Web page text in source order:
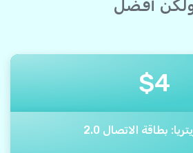
أفضل
$4
بطاقة الاتصال 2.0